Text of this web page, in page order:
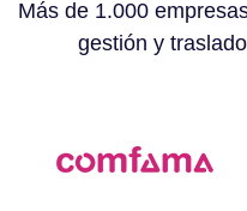
Más de 1.000
gestión y